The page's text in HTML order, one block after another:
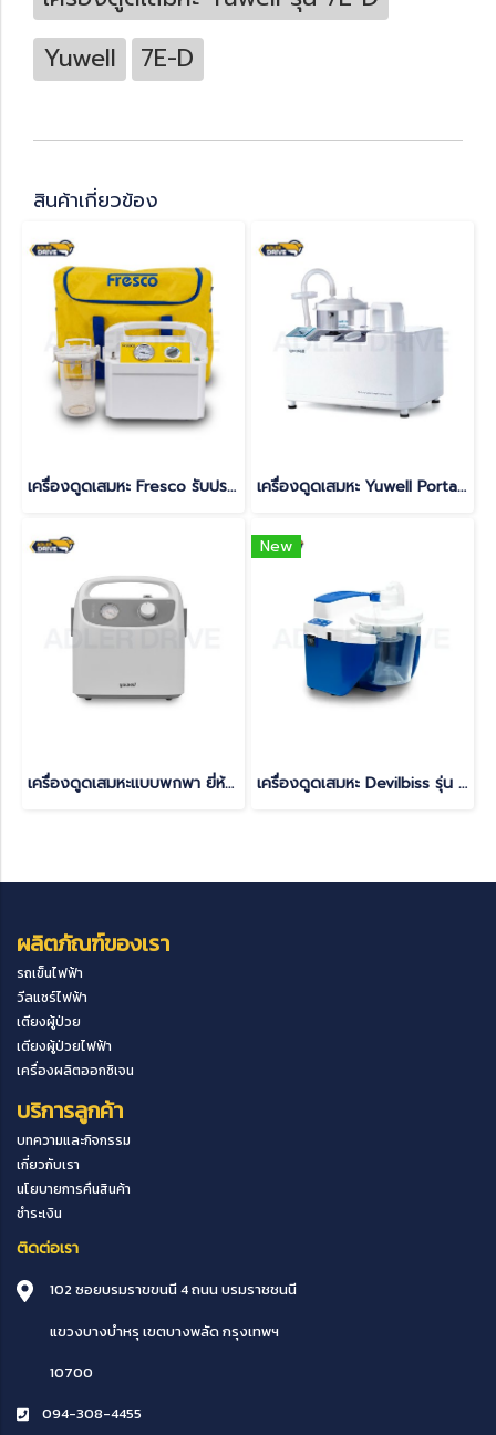
Yuwell
7E-D
สินค้าเกี่ยวข้อง
เครื่องดูดเสมหะ Fresco รับประกัน 1 ปี เครื่องดูดเสมหะ Yuwell Portable Phlegm Suction Unit รุ่น 7E-D (แบบพกพา)
เครื่องดูดเสมหะแบบพกพา ยี่ห้อ Yuwell รุ่น 7E-G1 มีแบตเตอรี่ในตัว
New
เครื่องดูดเสมหะ Devilbiss รุ่น 7314P-AP มีแบตเตอรี่ในตัว (backup battery)
ผลิตภัณฑ์ของเรา
รถเข็นไฟฟ้า
วีลแชร์ไฟฟ้า
เตียงผู้ป่วย
เตียงผู้ป่วยไฟฟ้า
เครื่องผลิตออกซิเจน
บริการลูกค้า
บทความและกิจกรรม
เกี่ยวกับเรา
นโยบายการคืนสินค้า
ชำระเงิน
ติดต่อเรา
102 ซอยบรมราขขนนี 4 ถนน บรมราชชนนี
แขวงบางบำหรุ เขตบางพลัดกรุงเทพฯ
10700
094-308-4455